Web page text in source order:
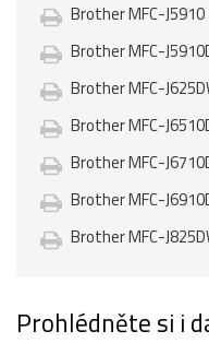
Brother MFC-J5910
Brother MFC-
Brother MFC-
Brother MFC-
Brother MFC-
Brother MFC-
Brother MFC-
Prohlédněte si i